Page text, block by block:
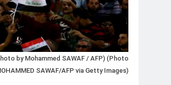
by Mohammed SAWAF / AFP) (Photo
SAWAF/AFP via Getty Images)